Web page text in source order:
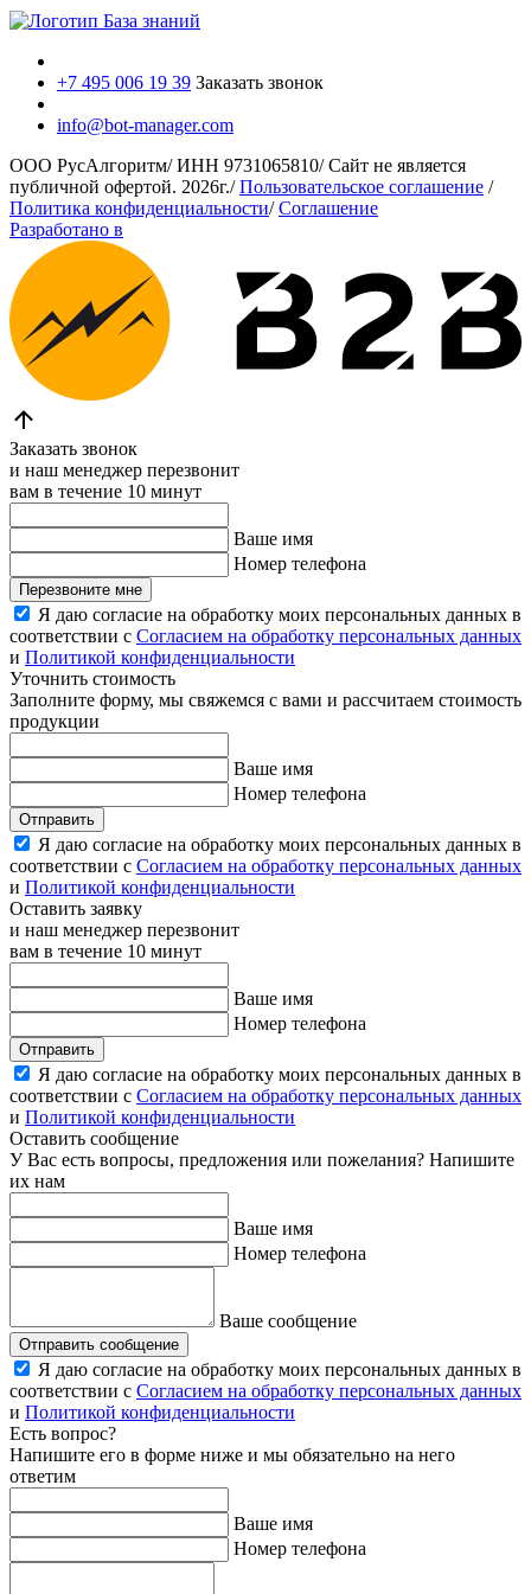
База знаний
+7 495 006 19 39 Заказать звонок
info@bot-manager.com
ООО РусАлгоритм/ИНН 9731065810/Сайт не является
публичной офертой. 2026г./ Пользовательское соглашение /
Политика конфиденциальности/ Соглашение
Разработано в
Заказать звонок
и наш менеджер перезвонит
вам в течение 10 минут
Ваше имя
Номер телефона
Перезвоните мне
Я даю согласие на обработку моих персональных данных в
соответствии с Согласием на обработку персональных данных
и Политикой конфиденциальности
Уточнить стоимость
Заполните форму, мы свяжемся с вами и рассчитаем стоимость
продукции
Ваше имя
Номер телефона
Отправить
Я даю согласие на обработку моих персональных данных в
соответствии с Согласием на обработку персональных данных
и Политикой конфиденциальности
Оставить заявку
и наш менеджер перезвонит
вам в течение 10 минут
Ваше имя
Номер телефона
Отправить
Я даю согласие на обработку моих персональных данных в
соответствии с Согласием на обработку персональных данных
и Политикой конфиденциальности
Оставить сообщение
У Вас есть вопросы, предложения или пожелания? Напишите
их нам
Ваше имя
Номер телефона
Ваше сообщение
Отправить сообщение
Я даю согласие на обработку моих персональных данных в
соответствии с Согласием на обработку персональных данных
и Политикой конфиденциальности
Есть вопрос?
Напишите его в форме ниже и мы обязательно на него
ответим
Ваше имя
Номер телефона